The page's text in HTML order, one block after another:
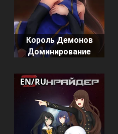
Король Демонов
Доминирование
EN/RU